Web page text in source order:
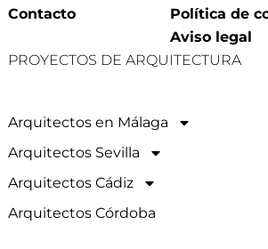
Contacto
Política de
Aviso legal
PROYECTOS DE ARQUITECTURA
Arquitectos en Málaga
Arquitectos Sevilla
Arquitectos Cádiz
Arquitectos Córdoba